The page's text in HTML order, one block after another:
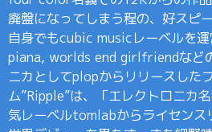
廃盤になってしまう程の、好スピ
自身でもcubic musicレーベルを
piana, worlds end girlfriendなど
ニカとしてplopからリリースした
ム”Ripple”は、「エレクトロニカ
気レーベルtomlabからライセンス